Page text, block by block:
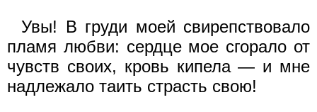
Увы! В груди моей свирепствовало
пламя любви: сердце мое сгорало от
чувств своих, кровь кипела — и мне
надлежало таить страсть свою!